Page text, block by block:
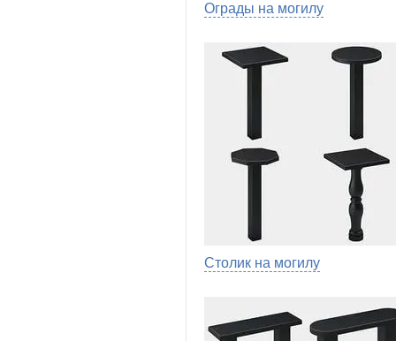
Ограды на могилу
Столик на могилу